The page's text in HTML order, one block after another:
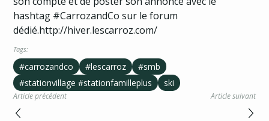
hashtag #CarrozandCo sur le forum
dédié.http://hiver.lescarroz.com/
Tags:
#carrozandco #lescarroz
#smb
#stationvillage #stationfamilleplus
ski
Article précédent Article suivant